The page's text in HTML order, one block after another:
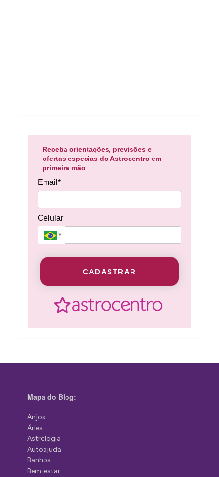
Receba orientações, previsões e
ofertas especias do Astrocentro em
primeira mão
Email*
Celular
CADASTRAR
Mapa do Blog:
Anjos
Áries
Astrologia
Autoajuda
Banhos
Bem-estar